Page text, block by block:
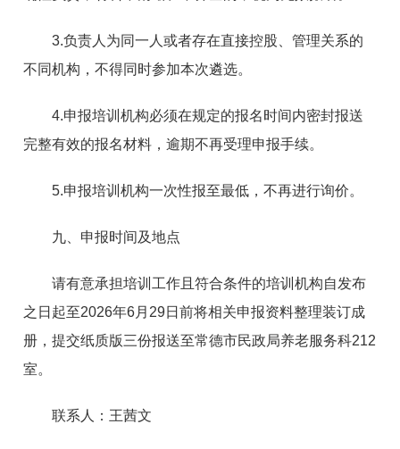
3.负责人为同一人或者存在直接控股、管理关系的
不同机构，不得同时参加本次遴选。
4.申报培训机构必须在规定的报名时间内密封报送
完整有效的报名材料，逾期不再受理申报手续。
5.申报培训机构一次性报至最低，不再进行询价。
九、申报时间及地点
请有意承担培训工作且符合条件的培训机构自发布
之日起至2026年6月29日前将相关申报资料整理装订成
册，提交纸质版三份报送至常德市民政局养老服务科212
室。
联系人：王茜文